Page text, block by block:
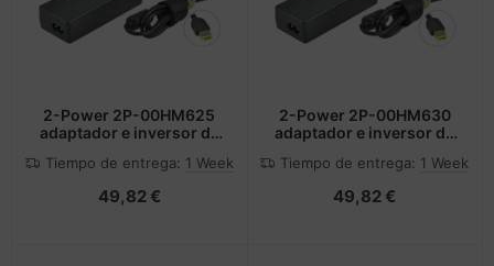
2-Power 2P-00HM625
adaptador e inversor de
Negro
Tiempo de entrega: 1 Week
49,82 €
2-Power 2P-00HM630
adaptador e inversor de
Tiempo de entrega: 1 Week
49,82 €